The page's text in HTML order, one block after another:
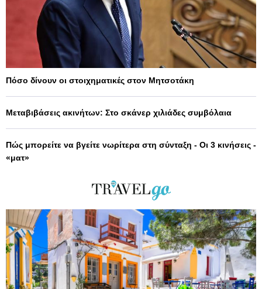
Πόσο δίνουν οι στοιχηματικές στον Μητσοτάκη
Μεταβιβάσεις ακινήτων: Στο σκάνερ χιλιάδες συμβόλαια
Πώς μπορείτε να βγείτε νωρίτερα στη σύνταξη - Οι 3 κινήσεις -
«ματ»